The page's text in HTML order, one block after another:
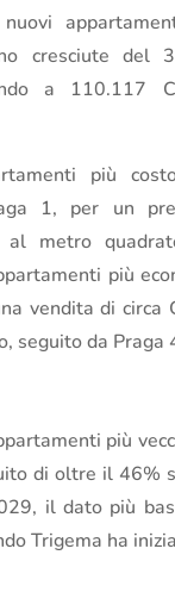
cresciute del
a 110.117
più
1, per un
al metro
più
vendita di circa
seguito da Praga
più
di oltre il 46%
il dato più
Trigema ha